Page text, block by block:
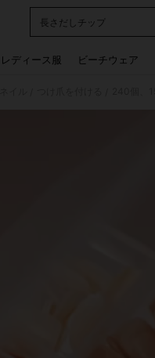
長さだしチップ
レディース服 ビーチウェア